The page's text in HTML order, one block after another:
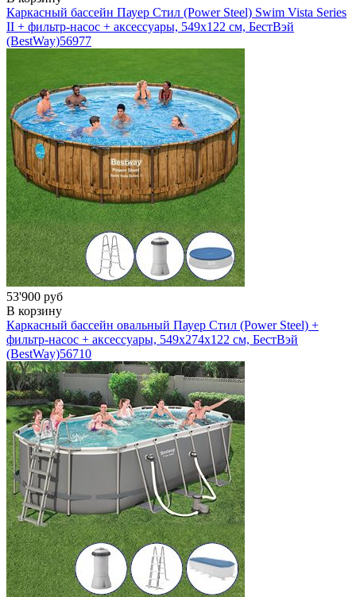
Каркасный бассейн Пауер Стил (Power Steel) Swim Vista Series
II + фильтр-насос + аксессуары, 549x122 см, БестВэй
(BestWay)56977
53'900 руб
В корзину
Каркасный бассейн овальный Пауер Стил (Power Steel) +
фильтр-насос + аксессуары, 549х274х122 см, БестВэй
(BestWay)56710